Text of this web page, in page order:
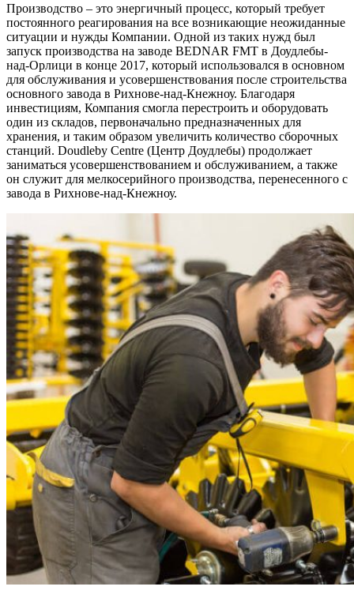
Производство – это энергичный процесс, который требует
постоянного реагирования на все возникающие неожиданные
ситуации и нужды Компании. Одной из таких нужд был
запуск производства на заводе BEDNAR FMT в Доудлебы-
над-Орлици в конце 2017, который использовался в основном
для обслуживания и усовершенствования после строительства
основного завода в Рихнове-над-Кнежноу. Благодаря
инвестициям, Компания смогла перестроить и оборудовать
один из складов, первоначально предназначенных для
хранения, и таким образом увеличить количество сборочных
станций. Doudleby Centre (Центр Доудлебы) продолжает
заниматься усовершенствованием и обслуживанием, а также
он служит для мелкосерийного производства, перенесенного с
завода в Рихнове-над-Кнежноу.